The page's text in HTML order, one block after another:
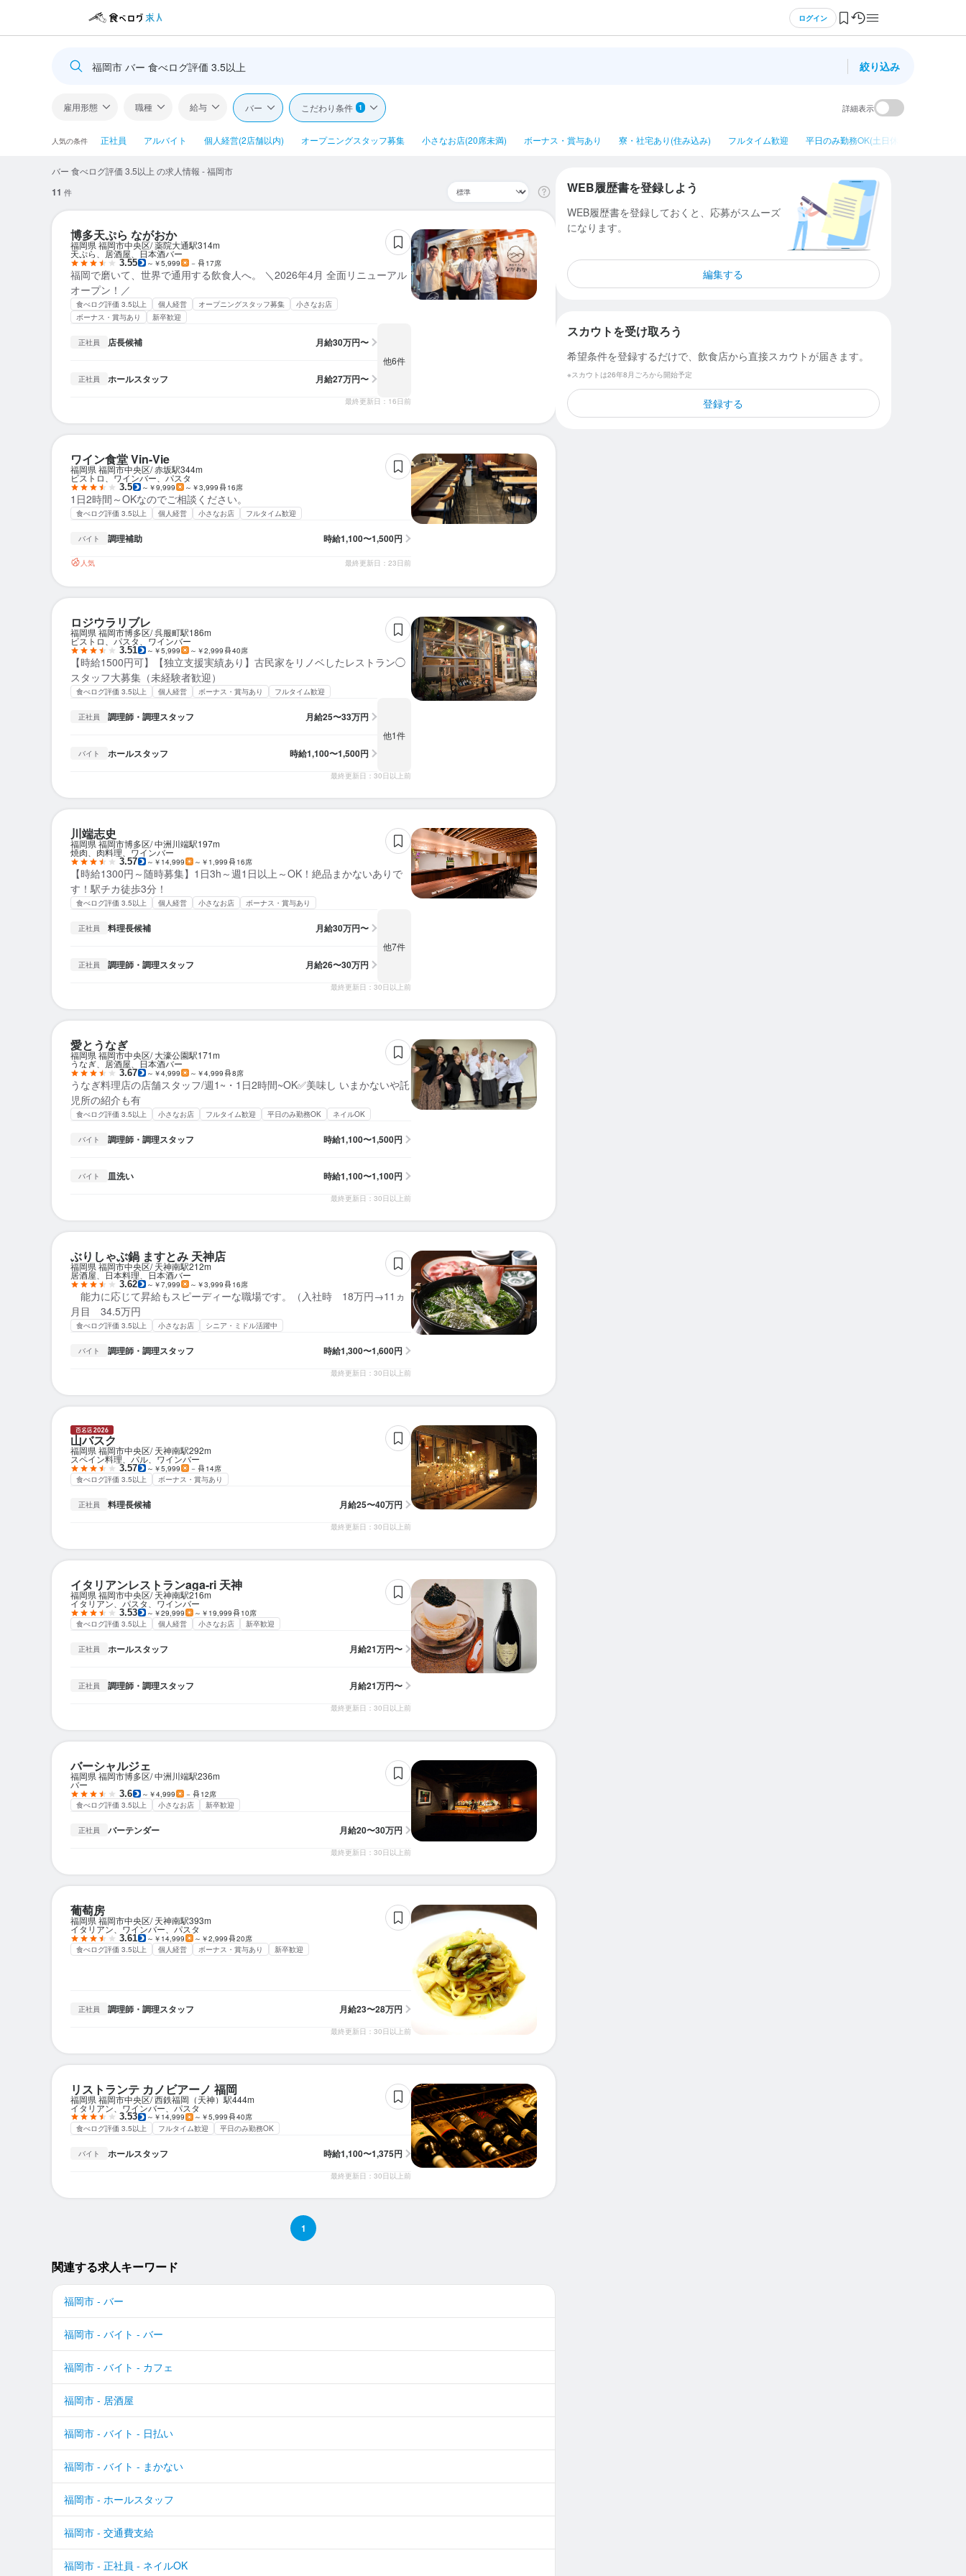
ログイン
福岡市 バー 食べログ評価 3.5以上 絞り込み
雇用形態 職種 給与 バー こだわり条件 1 詳細表示
人気の条件 正社員 アルバイト 個人経営(2店舗以内) オープニングスタッフ募集 小さなお店(20席未満) ボーナス・賞与あり 寮・社宅あり(住み込み) フルタイム歓迎 平日のみ勤務OK(土日休み)
バー 食べログ評価 3.5以上 の求人情報 - 福岡市
11 件
博多天ぷら ながおか
福岡県 福岡市中央区 薬院大通駅314m
天ぷら、居酒屋、日本酒バー
3.55 ～￥5,999 － 17席
福岡で磨いて、世界で通用する飲食人へ。 ＼2026年4月 全面リニューアル
オープン！／
食べログ評価 3.5以上 個人経営 オープニングスタッフ募集
小さなお店
ボーナス・賞与あり
新卒歓迎
正社員 店長候補 月給30万円〜
正社員 ホールスタッフ 月給27万円〜
他6件
最終更新日：16日前
ワイン食堂 Vin-Vie
福岡県 福岡市中央区 赤坂駅344m
ビストロ、ワインバー、パスタ
3.5 ～￥9,999 ～￥3,999 16席
1日2時間～OKなのでご相談ください。
食べログ評価 3.5以上 個人経営 小さなお店 フルタイム歓迎
バイト 調理補助 時給1,100〜1,500円
人気 最終更新日：23日前
ロジウラリブレ
福岡県 福岡市博多区 呉服町駅186m
ビストロ、パスタ、ワインバー
3.51 ～￥5,999 ～￥2,999 40席
【時給1500円可】【独立支援実績あり】古民家をリノベしたレストラン◯
スタッフ大募集（未経験者歓迎）
食べログ評価 3.5以上 個人経営 ボーナス・賞与あり フルタイム歓迎
正社員 調理師・調理スタッフ 月給25〜33万円
バイト ホールスタッフ 時給1,100〜1,500円
他1件
最終更新日：30日以上前
川端志史
福岡県 福岡市博多区 中洲川端駅197m
焼肉、肉料理、ワインバー
3.57 ～￥14,999 ～￥1,999 16席
【時給1300円～随時募集】1日3h～週1日以上～OK！絶品まかないありで
す！駅チカ徒歩3分！
食べログ評価 3.5以上 個人経営 小さなお店 ボーナス・賞与あり
正社員 料理長候補 月給30万円〜
正社員 調理師・調理スタッフ 月給26〜30万円
他7件
最終更新日：30日以上前
愛とうなぎ
福岡県 福岡市中央区 大濠公園駅171m
うなぎ、居酒屋、日本酒バー
3.67 ～￥4,999 ～￥4,999 8席
うなぎ料理店の店舗スタッフ/週1~・1日2時間~OK✅美味し いまかないや託
児所の紹介も有
食べログ評価 3.5以上 小さなお店 フルタイム歓迎 平日のみ勤務OK ネイルOK
バイト 調理師・調理スタッフ 時給1,100〜1,500円
バイト 皿洗い 時給1,100〜1,100円
最終更新日：30日以上前
ぶりしゃぶ鍋 ますとみ 天神店
福岡県 福岡市中央区 天神南駅212m
居酒屋、日本料理、日本酒バー
3.62 ～￥7,999 ～￥3,999 16席
能力に応じて昇給もスピーディーな職場です。（入社時 18万円→11ヵ
月目 34.5万円
食べログ評価 3.5以上 小さなお店 シニア・ミドル活躍中
バイト 調理師・調理スタッフ 時給1,300〜1,600円
最終更新日：30日以上前
山バスク
福岡県 福岡市中央区 天神南駅292m
スペイン料理、バル、ワインバー
3.57 ～￥5,999 －
14席
食べログ評価 3.5以上
ボーナス・賞与あり
正社員 料理長候補 月給25〜40万円
最終更新日：30日以上前
イタリアンレストランaga-ri 天神
福岡県 福岡市中央区 天神南駅216m
イタリアン、パスタ、ワインバー
3.53 ～￥29,999 ～￥19,999
10席
食べログ評価 3.5以上
個人経営 小さなお店 新卒歓迎
正社員 ホールスタッフ 月給21万円〜
正社員 調理師・調理スタッフ 月給21万円〜
最終更新日：30日以上前
バーシャルジェ
福岡県 福岡市博多区 中洲川端駅236m
バー
3.6 ～￥4,999 －
12席
食べログ評価 3.5以上
小さなお店 新卒歓迎
正社員 バーテンダー 月給20〜30万円
最終更新日：30日以上前
葡萄房
福岡県 福岡市中央区 天神南駅393m
イタリアン、ワインバー、パスタ
3.61 ～￥14,999 ～￥2,999
20席
食べログ評価 3.5以上
個人経営 ボーナス・賞与あり 新卒歓迎
正社員 調理師・調理スタッフ 月給23〜28万円
最終更新日：30日以上前
リストランテ カノビアーノ 福岡
福岡県 福岡市中央区 西鉄福岡（天神）駅444m
イタリアン、ワインバー、パスタ
3.53 ～￥14,999 ～￥5,999
40席
食べログ評価 3.5以上
フルタイム歓迎 平日のみ勤務OK
バイト ホールスタッフ 時給1,100〜1,375円
最終更新日：30日以上前
1
関連する求人キーワード
福岡市 - バー
福岡市 - バイト - バー
福岡市 - バイト - カフェ
福岡市 - 居酒屋
福岡市 - バイト - 日払い
福岡市 - バイト - まかない
福岡市 - ホールスタッフ
福岡市 - 交通費支給
福岡市 - 正社員 - ネイルOK
WEB履歴書を登録しよう
WEB履歴書を登録しておくと、応募がスムーズ
になります。
編集する
スカウトを受け取ろう
希望条件を登録するだけで、飲食店から直接スカウトが届きます。
※スカウトは26年8月ごろから開始予定
登録する
求人を選択する
店長候補
ホールスタッフ
求人を選択する
調理補助 時給：
求人を選択する
調理師・調理スタッフ
ホールスタッフ
求人を選択する
料理長候補
調理師・調理スタッフ
求人を選択する
調理師・調理スタッフ 時給：
求人を選択する
調理師・調理スタッフ 時給：
求人を選択する
料理長候補
求人を選択する
ホールスタッフ
調理師・調理スタッフ
求人を選択する
バーテンダー
求人を選択する
調理師・調理スタッフ
求人を選択する
ホールスタッフ 時給：